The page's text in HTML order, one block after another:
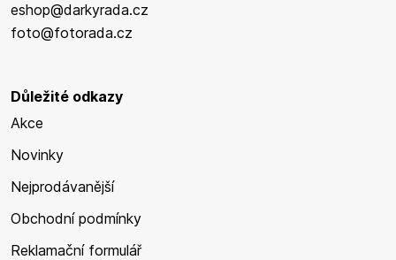
eshop@darkyrada.cz
foto@fotorada.cz
Důležité odkazy
Akce
Novinky
Nejprodávanější
Obchodní podmínky
Reklamační formulář